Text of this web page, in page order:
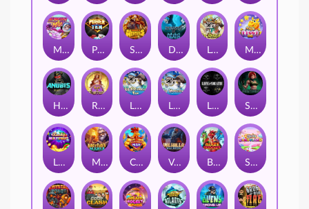
Munchy Milo Power of 10 Strength Of Hercules Dynasty of Death Le Digger Magic Piggy OG
Hand of Anubis Rise of Fortuna LE FOOTBALL FAN LE HOOLIGAN Life and Death Shadow Treasure
Lucky Multifruit Merlin's Mania Chicken Man Valhalla: Wild Winter Blaze Buddies Sticky Candyland